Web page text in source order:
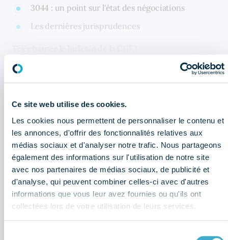
Ce site web utilise des cookies.
Les cookies nous permettent de personnaliser le contenu et
les annonces, d'offrir des fonctionnalités relatives aux
médias sociaux et d'analyser notre trafic. Nous partageons
également des informations sur l'utilisation de notre site
avec nos partenaires de médias sociaux, de publicité et
d'analyse, qui peuvent combiner celles-ci avec d'autres
informations que vous leur avez fournies ou qu'ils ont
collectées lors de votre utilisation de leurs services.
3044 : un point sur l'état des négociations
Les dernières jurisprudences
Newsletter réglementaire - Juillet :
Bulletin économique : que retenir
du 2ème trimestre 2026 ?
Sociétés du dentaire : quel sont les
chiffres à retenir de l'enquête